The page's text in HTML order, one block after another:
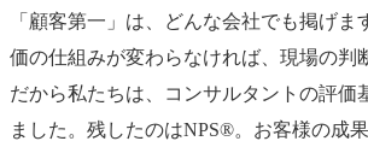
「顧客第一」は、どんな会社でも掲げま
価の仕組みが変わらなければ、現場の判
だから私たちは、コンサルタントの評価
ました。残したのはNPS®。お客様の成